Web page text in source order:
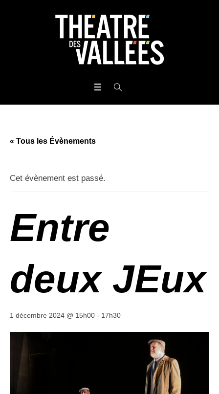
« Tous les Évènements
Cet évènement est passé.
Entre
deux JEux
1 décembre 2024 @ 15h00 - 17h30